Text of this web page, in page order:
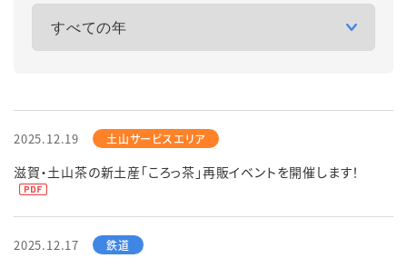
観光・イベント情報
採用情報
お問い合わせ一覧
2025.12.19
滋賀・土山茶の新土産「ころっ茶」再販イベントを開催します！
2025.12.17